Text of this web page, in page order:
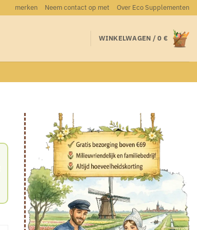
merken Neem contact op met Over Eco Supplementen
WINKELWAGEN /0 €